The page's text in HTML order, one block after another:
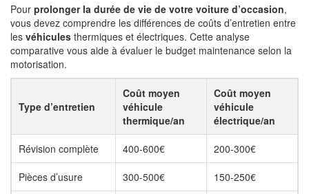
Pour prolonger la durée de vie de votre voiture d’occasion,
vous devez comprendre les différences de coûts d’entretien entre
les véhicules thermiques et électriques. Cette analyse
comparative vous aide à évaluer le budget maintenance selon la
motorisation.
Type d’entretien
Coût moyen
véhicule
thermique/an
Coût moyen
véhicule
électrique/an
Révision complète 400-600€ 200-300€
Pièces d’usure 300-500€ 150-250€